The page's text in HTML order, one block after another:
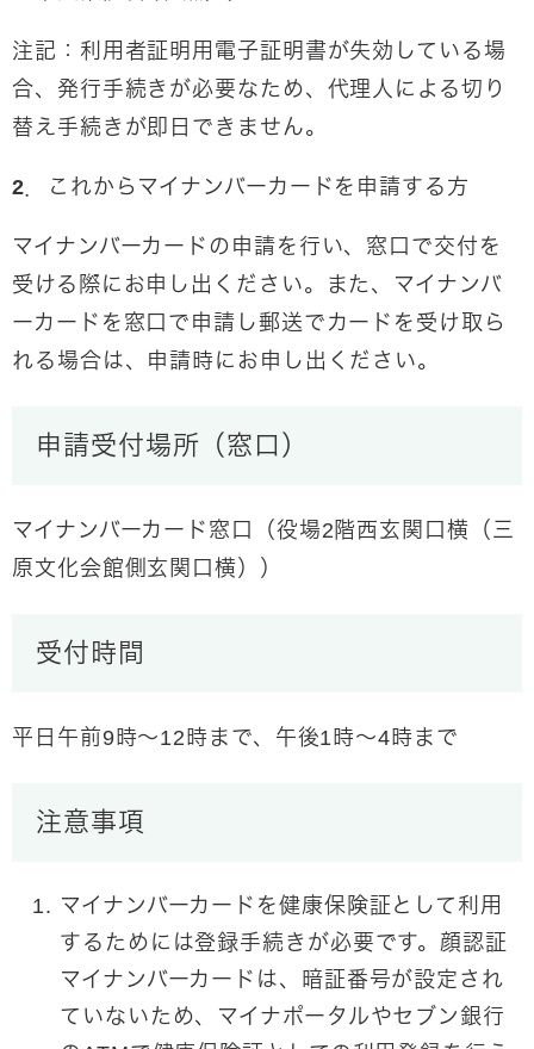
注記：利用者証明用電子証明書が失効している場
合、発行手続きが必要なため、代理人による切り
替え手続きが即日できません。
2．これからマイナンバーカードを申請する方
マイナンバーカードの申請を行い、窓口で交付を
受ける際にお申し出ください。また、マイナンバ
ーカードを窓口で申請し郵送でカードを受け取ら
れる場合は、申請時にお申し出ください。
申請受付場所（窓口）
マイナンバーカード窓口（役場2階西玄関口横（三
原文化会館側玄関口横））
受付時間
平日午前9時～12時まで、午後1時～4時まで
注意事項
マイナンバーカードを健康保険証として利用
するためには登録手続きが必要です。顔認証
マイナンバーカードは、暗証番号が設定され
ていないため、マイナポータルやセブン銀行